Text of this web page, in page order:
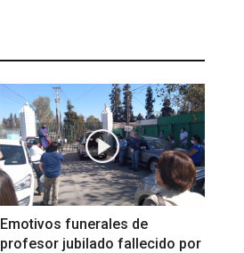
Emotivos funerales de
profesor jubilado fallecido por